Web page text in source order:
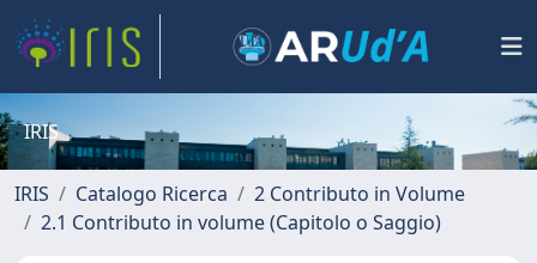
IRIS
IRIS Catalogo Ricerca
2 Contributo in Volume
2.1 Contributo in volume (Capitolo o Saggio)